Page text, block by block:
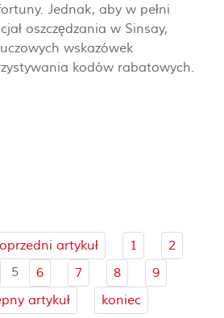
Jednak, aby w pełni
oszczędzania w Sinsay,
wskazówek
kodów rabatowych.
artykuł 1
2
5 6 7 8
9
artykuł
koniec